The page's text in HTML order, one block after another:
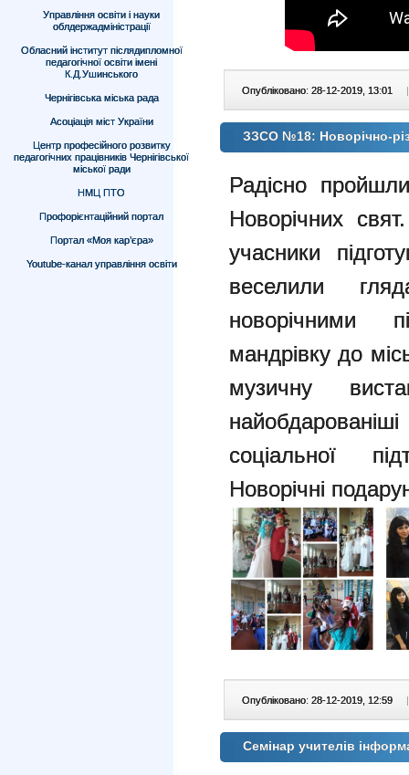
Управління освіти і науки
облдержадміністрації
Обласний інститут післядипломної
педагогічної освіти імені
К.Д.Ушинського
Чернігівська міська рада
Асоціація міст України
Центр професійного розвитку
педагогічних працівників Чернігівської
міської ради
НМЦ ПТО
Профорієнтаційний портал
Портал «Моя кар’єра»
Youtube-канал управління освіти
Опубліковано: 28-12-2019, 13:01 |
ЗЗСО №18: Новорічно-
Радісно
Новорічних
учасники
веселили
новорічними
мандрівку до
музичну
соціальної
Новорічні
Опубліковано: 28-12-2019, 12:59 |
Семінар учителів